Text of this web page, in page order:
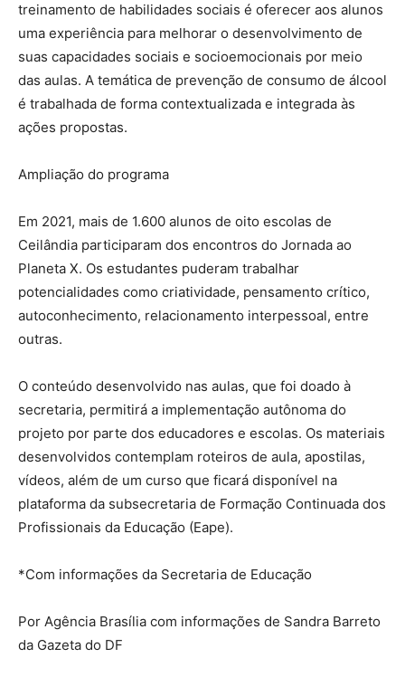
treinamento de habilidades sociais é oferecer aos alunos
uma experiência para melhorar o desenvolvimento de
suas capacidades sociais e socioemocionais por meio
das aulas. A temática de prevenção de consumo de álcool
é trabalhada de forma contextualizada e integrada às
ações propostas.
Ampliação do programa
Em 2021, mais de 1.600 alunos de oito escolas de
Ceilândia participaram dos encontros do Jornada ao
Planeta X. Os estudantes puderam trabalhar
potencialidades como criatividade, pensamento crítico,
autoconhecimento, relacionamento interpessoal, entre
outras.
O conteúdo desenvolvido nas aulas, que foi doado à
secretaria, permitirá a implementação autônoma do
projeto por parte dos educadores e escolas. Os materiais
desenvolvidos contemplam roteiros de aula, apostilas,
vídeos, além de um curso que ficará disponível na
plataforma da subsecretaria de Formação Continuada dos
Profissionais da Educação (Eape).
*Com informações da Secretaria de Educação
Por Agência Brasília com informações de Sandra Barreto
da Gazeta do DF